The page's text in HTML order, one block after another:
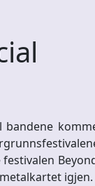
igjen.